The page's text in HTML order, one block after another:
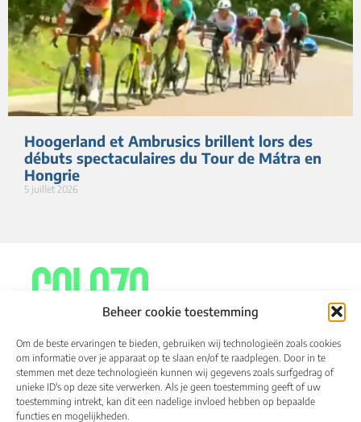
Beheer cookie toestemming
Om de beste ervaringen te bieden, gebruiken wij technologieën zoals cookies
om informatie over je apparaat op te slaan en/of te raadplegen. Door in te
stemmen met deze technologieën kunnen wij gegevens zoals surfgedrag of
unieke ID's op deze site verwerken. Als je geen toestemming geeft of uw
toestemming intrekt, kan dit een nadelige invloed hebben op bepaalde
functies en mogelijkheden.
Hoogerland et Ambrusics brillent lors des
débuts spectaculaires du Tour de Mátra en
Hongrie
5 juillet 2026
À propos de Calendrier Résultats